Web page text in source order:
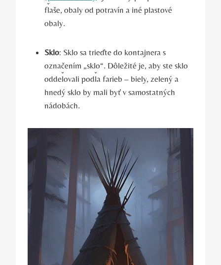
fľaše, obaly od potravín a iné plastové
obaly.
Sklo: Sklo sa trieďte do kontajnera s
označením „sklo“. Dôležité je, aby ste sklo
oddeľovali podľa farieb – biely, zelený a
hnedý sklo by mali byť v samostatných
nádobách.